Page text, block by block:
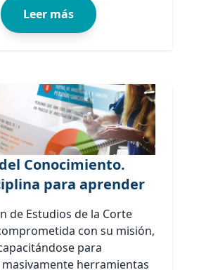
Leer más
Conocimiento.
para aprender
de Estudios de la Corte
con su misión,
para
herramientas